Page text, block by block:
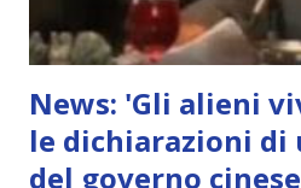
News: 'Gli alieni
le dichiarazioni
del governo cinese